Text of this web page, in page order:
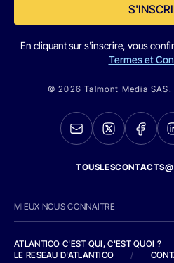
En cliquant sur s'inscrire, vous
Termes et
© 2026 Talmont Media
MIEUX NOUS CONNAITRE
ATLANTICO C'EST QUI, C'EST QUOI ?
LE RESEAU D'ATLANTICO
/